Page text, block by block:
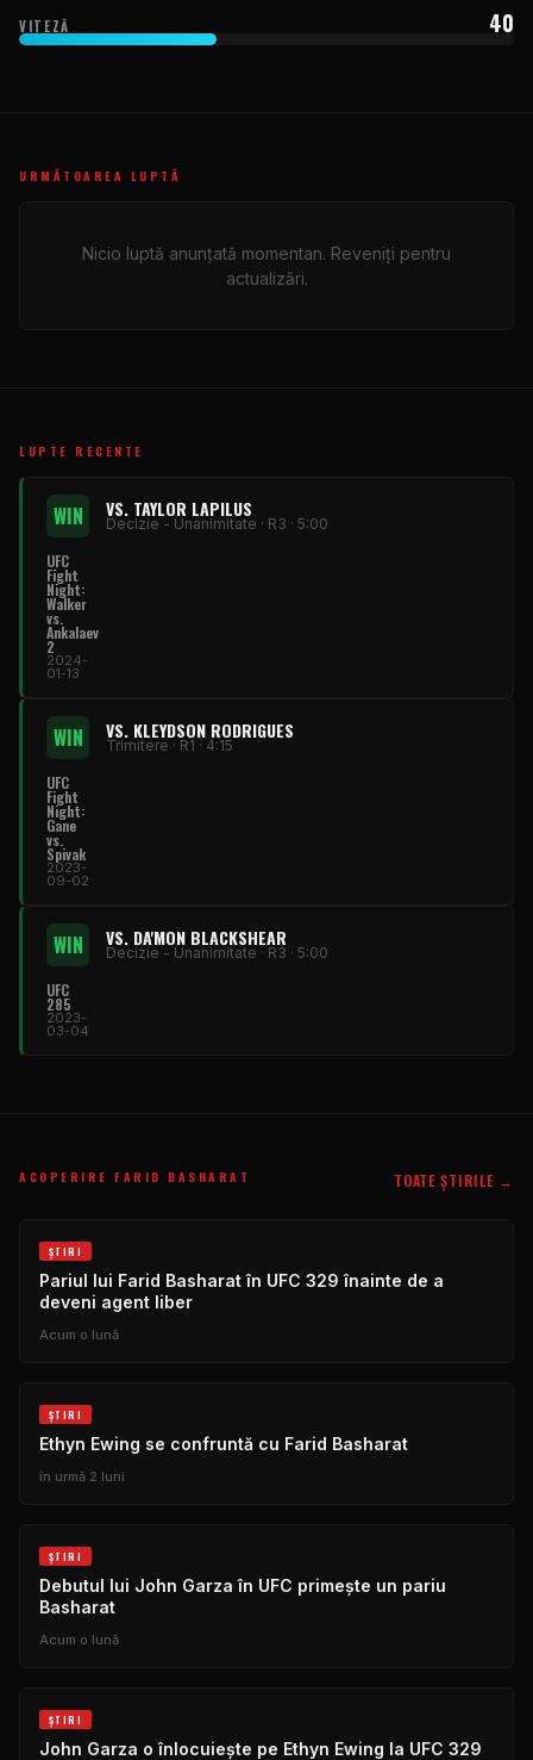
VITEZĂ 40
URMĂTOAREA LUPTĂ
Nicio luptă anunțată momentan. Reveniți pentru
actualizări.
LUPTE RECENTE
WIN VS. TAYLOR LAPILUS
Decizie - Unanimitate · R3 · 5:00
UFC
Fight
Night:
Walker
vs.
Ankalaev
2
2024-
01-13
WIN VS. KLEYDSON RODRIGUES
Trimitere · R1 · 4:15
UFC
Fight
Night:
Gane
vs.
Spivak
2023-
09-02
WIN VS. DA'MON BLACKSHEAR
Decizie - Unanimitate · R3 · 5:00
UFC
285
2023-
03-04
ACOPERIRE FARID BASHARAT TOATE ȘTIRILE →
ŞTIRI
Pariul lui Farid Basharat în UFC 329 înainte de a
deveni agent liber
Acum o lună
ŞTIRI
Ethyn Ewing se confruntă cu Farid Basharat
în urmă 2 luni
ŞTIRI
Debutul lui John Garza în UFC primește un pariu
Basharat
Acum o lună
ŞTIRI
John Garza o înlocuiește pe Ethyn Ewing la UFC 329